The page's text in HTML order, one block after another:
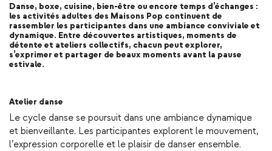
Danse, boxe, cuisine, bien-être ou encore temps d’échanges :
les activités adultes des Maisons Pop continuent de
rassembler les participantes dans une ambiance conviviale et
dynamique. Entre découvertes artistiques, moments de
détente et ateliers collectifs, chacun peut explorer,
s’exprimer et partager de beaux moments avant la pause
estivale.
Atelier danse
Le cycle danse se poursuit dans une ambiance dynamique
et bienveillante. Les participantes explorent le mouvement,
l’expression corporelle et le plaisir de danser ensemble.